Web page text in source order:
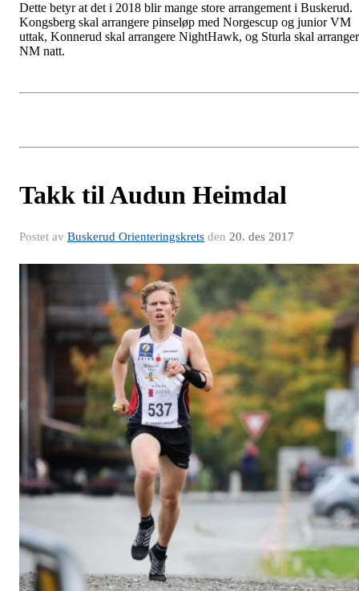
Dette betyr at det i 2018 blir mange store arrangement i Buskerud.
Kongsberg skal arrangere pinseløp med Norgescup og junior VM
uttak, Konnerud skal arrangere NightHawk, og Sturla skal
NM natt.
Takk til Audun Heimdal
Postet av Buskerud Orienteringskrets den 20. des 2017